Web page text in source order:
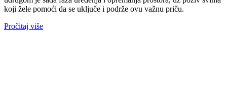
koji žele pomoći da se uključe i podrže ovu važnu priču.
Pročitaj više